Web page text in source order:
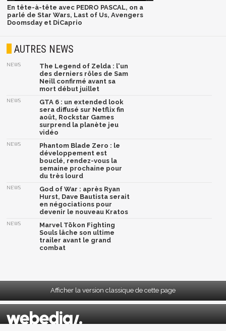
En tête-à-tête avec PEDRO PASCAL, on a
parlé de Star Wars, Last of Us, Avengers
Doomsday et DiCaprio
AUTRES NEWS
NEWS
The Legend of Zelda : l'un
des derniers rôles de Sam
Neill confirmé avant sa
mort début juillet
NEWS
GTA 6 : un extended look
sera diffusé sur Netflix fin
août, Rockstar Games
surprend la planète jeu
vidéo
NEWS
Phantom Blade Zero : le
développement est
bouclé, rendez-vous la
semaine prochaine pour
du très lourd
NEWS
God of War : après Ryan
Hurst, Dave Bautista serait
en négociations pour
devenir le nouveau Kratos
NEWS
Marvel Tōkon Fighting
Souls lâche son ultime
trailer avant le grand
combat
Afficher la version classique de cette page